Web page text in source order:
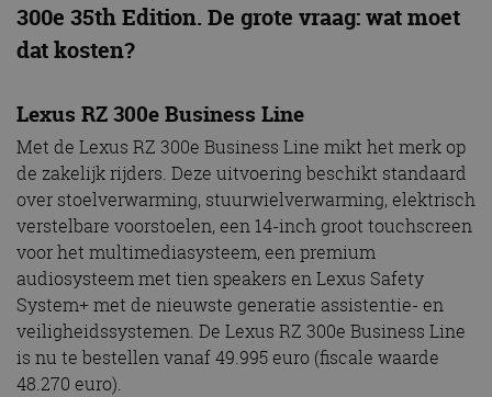
300e 35th Edition. De grote vraag: wat moet
dat kosten?
Lexus RZ 300e Business Line
Met de Lexus RZ 300e Business Line mikt het merk op
de zakelijk rijders. Deze uitvoering beschikt standaard
over stoelverwarming, stuurwielverwarming, elektrisch
verstelbare voorstoelen, een 14-inch groot touchscreen
voor het multimediasysteem, een premium
audiosysteem met tien speakers en Lexus Safety
System+ met de nieuwste generatie assistentie- en
veiligheidssystemen. De Lexus RZ 300e Business Line
is nu te bestellen vanaf 49.995 euro (fiscale waarde
48.270 euro).